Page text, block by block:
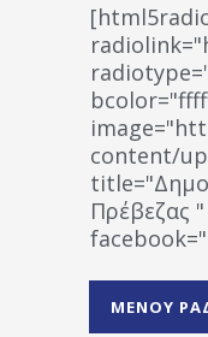
content/
Πρέβεζας "
ΜΕΝΟΥ